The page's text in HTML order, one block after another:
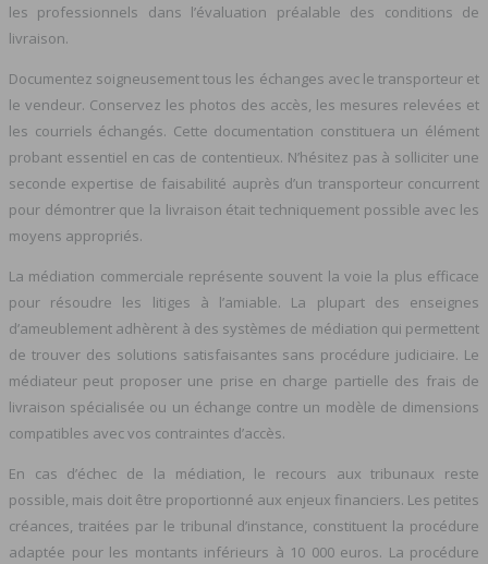
les professionnels dans l’évaluation préalable des conditions de
livraison.
Documentez soigneusement tous les échanges avec le transporteur et
le vendeur. Conservez les photos des accès, les mesures relevées et
les courriels échangés. Cette documentation constituera un élément
probant essentiel en cas de contentieux. N’hésitez pas à solliciter une
seconde expertise de faisabilité auprès d’un transporteur concurrent
pour démontrer que la livraison était techniquement possible avec les
moyens appropriés.
La médiation commerciale représente souvent la voie la plus efficace
pour résoudre les litiges à l’amiable. La plupart des enseignes
d’ameublement adhèrent à des systèmes de médiation qui permettent
de trouver des solutions satisfaisantes sans procédure judiciaire. Le
médiateur peut proposer une prise en charge partielle des frais de
livraison spécialisée ou un échange contre un modèle de dimensions
compatibles avec vos contraintes d’accès.
En cas d’échec de la médiation, le recours aux tribunaux reste
possible, mais doit être proportionné aux enjeux financiers. Les petites
créances, traitées par le tribunal d’instance, constituent la procédure
adaptée pour les montants inférieurs à 10 000 euros. La procédure